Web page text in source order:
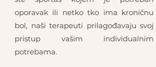
oporavak ili netko tko ima kroničnu
bol, naši terapeuti prilagođavaju svoj
pristup vašim individualnim
potrebama.